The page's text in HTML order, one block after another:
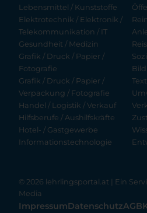
Lebensmittel / Kunststoffe
Elektrotechnik / Elektronik /
Telekommunikation / IT
Gesundheit / Medizin
Grafik / Druck / Papier /
Fotografie
Grafik / Druck / Papier /
Verpackung / Fotografie
Handel / Logistik / Verkauf
Hilfsberufe / Aushilfskräfte
Hotel- / Gastgewerbe
Informationstechnologie
© 2026 lehrlingsportal.at | Ein
Media
ImpressumDatenschutzAGB